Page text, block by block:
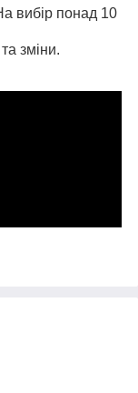
вибір понад 10
зміни.